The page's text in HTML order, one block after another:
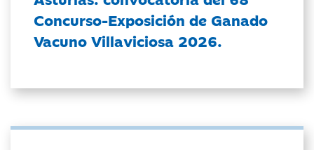
Concurso-Exposición de Ganado
Vacuno Villaviciosa 2026.